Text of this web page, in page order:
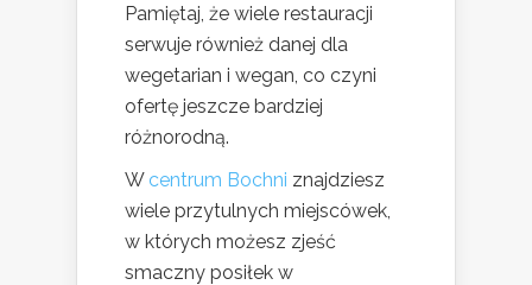
Pamiętaj, że wiele restauracji
serwuje również danej dla
wegetarian i wegan, co czyni
ofertę jeszcze bardziej
różnorodną.
W centrum Bochni znajdziesz
wiele przytulnych miejscówek,
w których możesz zjeść
smaczny posiłek w